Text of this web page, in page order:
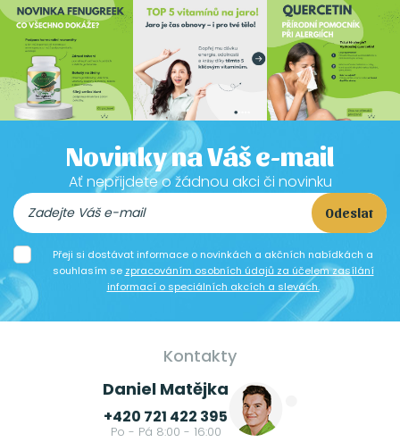
Novinky na Váš e-mail
Ať nepřijdete o žádnou akci či novinku
Odeslat
Přeji si dostávat informace o novinkách a akčních nabídkách a
souhlasím se zpracováním osobních údajů za účelem zasílání
informací o speciálních akcích a slevách.
Kontakty
Daniel Matějka
+420 721 422 395
Po - Pá 8:00 - 16:00